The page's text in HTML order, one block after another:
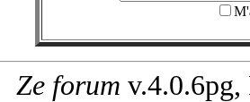
Ze forum